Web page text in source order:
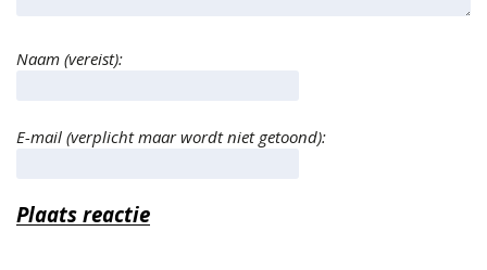
Naam (vereist):
E-mail (verplicht maar wordt niet getoond):